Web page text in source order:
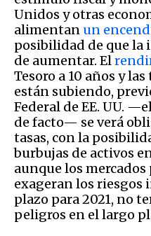
Unidos y otras
alimentan un
posibilidad de que la
de aumentar. El
Tesoro a 10 años y
están subiendo,
Federal de EE. UU.
de facto— se verá
tasas, con la
burbujas de activos
aunque los
exageran los riesgos
plazo para 2021, no
peligros en el largo